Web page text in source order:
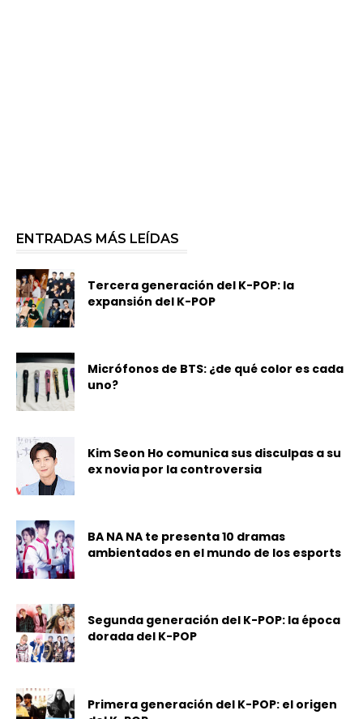
ENTRADAS MÁS LEÍDAS
Tercera generación del K-POP: la
expansión del K-POP
Micrófonos de BTS: ¿de qué color es cada
uno?
Kim Seon Ho comunica sus disculpas a su
ex novia por la controversia
BA NA NA te presenta 10 dramas
ambientados en el mundo de los esports
Segunda generación del K-POP: la época
dorada del K-POP
Primera generación del K-POP: el origen